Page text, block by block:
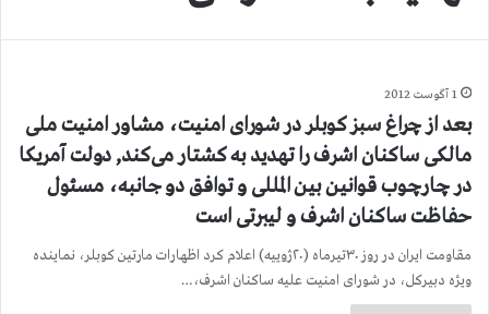
1 آگوست 2012
بعد از چراغ سبز کوبلر در شورای امنیت، مشاور امنیت ملی
مالکی ساکنان اشرف را تهدید به کشتار می‌کند, دولت آمریکا
در چارچوب قوانین بین المللی و توافق دو جانبه، مسئول
حفاظت ساکنان اشرف و لیبرتی است
مقاومت ایران در روز ۳۰تیرماه (۲۰ژوییه) اعلام کرد اظهارات مارتین کوبلر، نماینده
ویژه دبیرکل، در شورای امنیت علیه ساکنان اشرف،…